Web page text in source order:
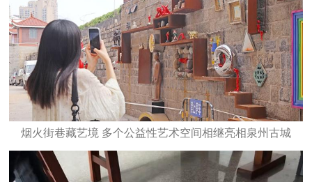
烟火街巷藏艺境 多个公益性艺术空间相继亮相泉州古城